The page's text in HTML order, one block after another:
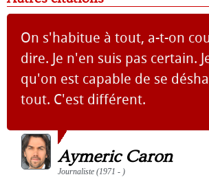
On s'habitue à tout, a-t-on
dire. Je n'en suis pas certain.
qu'on est capable de se
tout. C'est différent.
Aymeric Caron
Journaliste (1971 - )